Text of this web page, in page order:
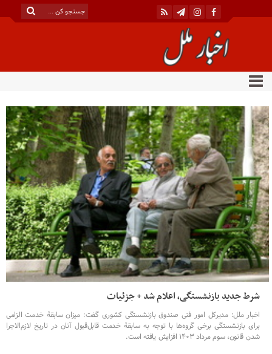
شرط جدید بازنشستگی، اعلام شد + جزئیات
اخبار ملل: مدیرکل امور فنی صندوق بازنشستگی کشوری گفت: میزان سابقۀ خدمت الزامی
برای بازنشستگی برخی گروه‌ها با توجه به سابقۀ خدمت قابل‌قبول آنان در تاریخ لازم‌الاجرا
شدن قانون، سوم مرداد ۱۴۰۳ افزایش یافته است.